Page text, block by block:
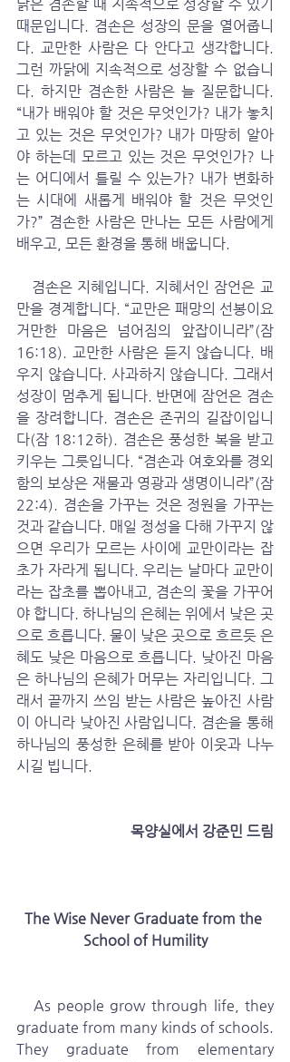
닭은 겸손할 때 지속적으로 성장할 수 있기
때문입니다. 겸손은 성장의 문을 열어줍니
다. 교만한 사람은 다 안다고 생각합니다.
그런 까닭에 지속적으로 성장할 수 없습니
다. 하지만 겸손한 사람은 늘 질문합니다.
“내가 배워야 할 것은 무엇인가? 내가 놓치
고 있는 것은 무엇인가? 내가 마땅히 알아
야 하는데 모르고 있는 것은 무엇인가? 나
는 어디에서 틀릴 수 있는가? 내가 변화하
는 시대에 새롭게 배워야 할 것은 무엇인
가?” 겸손한 사람은 만나는 모든 사람에게
배우고, 모든 환경을 통해 배웁니다.
만을 경계합니다. “교만은 패망의 선봉이요
거만한 마음은 넘어짐의 앞잡이니라”(잠
16:18). 교만한 사람은 듣지 않습니다. 배
우지 않습니다. 사과하지 않습니다. 그래서
성장이 멈추게 됩니다. 반면에 잠언은 겸손
을 장려합니다. 겸손은 존귀의 길잡이입니
다(잠 18:12하). 겸손은 풍성한 복을 받고
키우는 그릇입니다. “겸손과 여호와를 경외
함의 보상은 재물과 영광과 생명이니라”(잠
22:4). 겸손을 가꾸는 것은 정원을 가꾸는
것과 같습니다. 매일 정성을 다해 가꾸지 않
으면 우리가 모르는 사이에 교만이라는 잡
초가 자라게 됩니다. 우리는 날마다 교만이
라는 잡초를 뽑아내고, 겸손의 꽃을 가꾸어
야 합니다. 하나님의 은혜는 위에서 낮은 곳
으로 흐릅니다. 물이 낮은 곳으로 흐르듯 은
혜도 낮은 마음으로 흐릅니다. 낮아진 마음
은 하나님의 은혜가 머무는 자리입니다. 그
래서 끝까지 쓰임 받는 사람은 높아진 사람
이 아니라 낮아진 사람입니다. 겸손을 통해
하나님의 풍성한 은혜를 받아 이웃과 나누
시길 빕니다.
목양실에서 강준민 드림
The Wise Never Graduate from the
School of Humility
As people grow through life, they
graduate from many kinds of schools.
They graduate from elementary